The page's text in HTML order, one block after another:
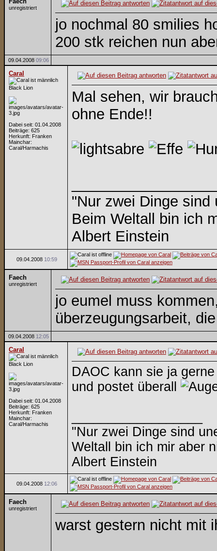
unregistriert
jo nochmal 80 smilies
200 stk reichen nun
09.04.2008 09:06
Caral
Black Lion
Dabei seit: 01.04.2008
Beiträge: 625
Herkunft: Franken
Mainchar:
Caral/Harmachis
Mal sehen, wir
ohne Ende!!
"Nur zwei Dinge
Beim Weltall bin ich
Albert Einstein
09.04.2008 10:59
Faech
unregistriert
jo eumel muss
überzeugungsarbeit,
09.04.2008 12:05
Caral
Black Lion
Dabei seit: 01.04.2008
Beiträge: 625
Herkunft: Franken
Mainchar:
Caral/Harmachis
DAOC kann sie ja
und postet überall
"Nur zwei Dinge sind
Weltall bin ich mir aber
Albert Einstein
09.04.2008 12:06
Faech
unregistriert
warst gestern nicht mit